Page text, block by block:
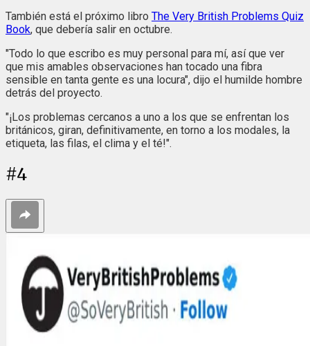
También está el próximo libro The Very British Problems Quiz
Book, que debería salir en octubre.
"Todo lo que escribo es muy personal para mí, así que ver
que mis amables observaciones han tocado una fibra
sensible en tanta gente es una locura", dijo el humilde hombre
detrás del proyecto.
"¡Los problemas cercanos a uno a los que se enfrentan los
británicos, giran, definitivamente, en torno a los modales, la
etiqueta, las filas, el clima y el té!".
#4